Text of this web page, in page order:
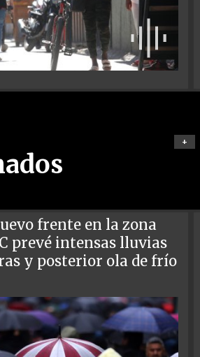
+
frente en la zona
prevé intensas lluvias
y posterior ola de frío